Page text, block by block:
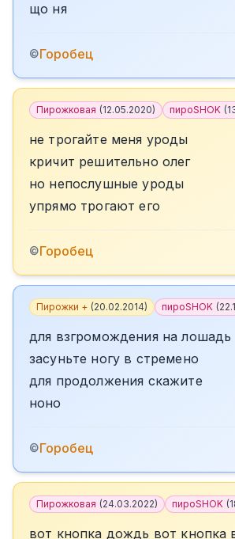
що ня
©Горобец
Пирожковая (12.05.2020) пироSHOK (
не трогайте меня уроды
кричит решительно олег
но непослушные уроды
упрямо трогают его
©Горобец
Пирожки + (20.02.2014) пироSHOK (
для взгромождения на лошадь
засуньте ногу в стремено
для продолжения скажите
ноно
©Горобец
Пирожковая (24.03.2022) пироSHOK (
вот кнопка дождь вот кнопка